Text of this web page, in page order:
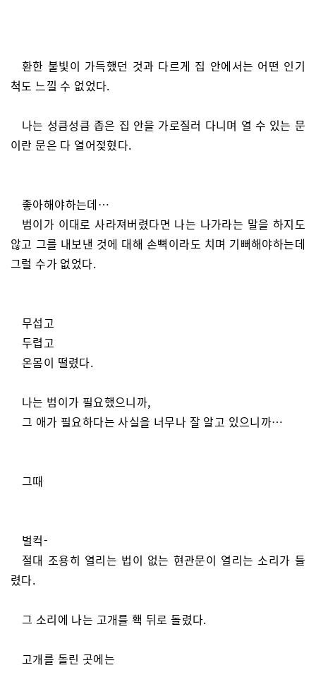
환한 불빛이 가득했던 것과 다르게 집 안에서는 어떤 인기
척도 느낄 수 없었다.
나는 성큼성큼 좁은 집 안을 가로질러 다니며 열 수 있는 문
이란 문은 다 열어젖혔다.
좋아해야하는데…
범이가 이대로 사라져버렸다면 나는 나가라는 말을 하지도
않고 그를 내보낸 것에 대해 손뼉이라도 치며 기뻐해야하는데
그럴 수가 없었다.
무섭고
두렵고
온몸이 떨렸다.
나는 범이가 필요했으니까,
그 애가 필요하다는 사실을 너무나 잘 알고 있으니까…
그때
벌컥-
절대 조용히 열리는 법이 없는 현관문이 열리는 소리가 들
렸다.
그 소리에 나는 고개를 홱 뒤로 돌렸다.
고개를 돌린 곳에는